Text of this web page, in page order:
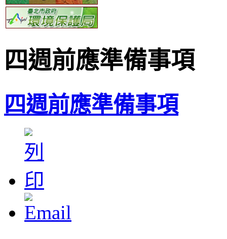
四週前應準備事項
四週前應準備事項